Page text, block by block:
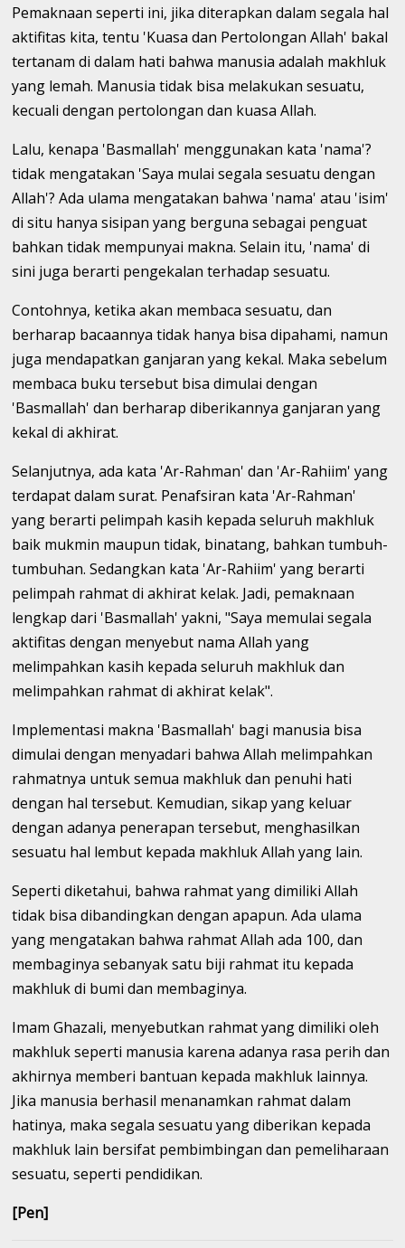
Pemaknaan seperti ini, jika diterapkan dalam segala hal
aktifitas kita, tentu 'Kuasa dan Pertolongan Allah' bakal
tertanam di dalam hati bahwa manusia adalah makhluk
yang lemah. Manusia tidak bisa melakukan sesuatu,
kecuali dengan pertolongan dan kuasa Allah.
Lalu, kenapa 'Basmallah' menggunakan kata 'nama'?
tidak mengatakan 'Saya mulai segala sesuatu dengan
Allah'? Ada ulama mengatakan bahwa 'nama' atau 'isim'
di situ hanya sisipan yang berguna sebagai penguat
bahkan tidak mempunyai makna. Selain itu, 'nama' di
sini juga berarti pengekalan terhadap sesuatu.
Contohnya, ketika akan membaca sesuatu, dan
berharap bacaannya tidak hanya bisa dipahami, namun
juga mendapatkan ganjaran yang kekal. Maka sebelum
membaca buku tersebut bisa dimulai dengan
'Basmallah' dan berharap diberikannya ganjaran yang
kekal di akhirat.
Selanjutnya, ada kata 'Ar-Rahman' dan 'Ar-Rahiim' yang
terdapat dalam surat. Penafsiran kata 'Ar-Rahman'
yang berarti pelimpah kasih kepada seluruh makhluk
baik mukmin maupun tidak, binatang, bahkan tumbuh-
tumbuhan. Sedangkan kata 'Ar-Rahiim' yang berarti
pelimpah rahmat di akhirat kelak. Jadi, pemaknaan
lengkap dari 'Basmallah' yakni, "Saya memulai segala
aktifitas dengan menyebut nama Allah yang
melimpahkan kasih kepada seluruh makhluk dan
melimpahkan rahmat di akhirat kelak".
Implementasi makna 'Basmallah' bagi manusia bisa
dimulai dengan menyadari bahwa Allah melimpahkan
rahmatnya untuk semua makhluk dan penuhi hati
dengan hal tersebut. Kemudian, sikap yang keluar
dengan adanya penerapan tersebut, menghasilkan
sesuatu hal lembut kepada makhluk Allah yang lain.
Seperti diketahui, bahwa rahmat yang dimiliki Allah
tidak bisa dibandingkan dengan apapun. Ada ulama
yang mengatakan bahwa rahmat Allah ada 100, dan
membaginya sebanyak satu biji rahmat itu kepada
makhluk di bumi dan membaginya.
Imam Ghazali, menyebutkan rahmat yang dimiliki oleh
makhluk seperti manusia karena adanya rasa perih dan
akhirnya memberi bantuan kepada makhluk lainnya.
Jika manusia berhasil menanamkan rahmat dalam
hatinya, maka segala sesuatu yang diberikan kepada
makhluk lain bersifat pembimbingan dan pemeliharaan
sesuatu, seperti pendidikan.
[Pen]